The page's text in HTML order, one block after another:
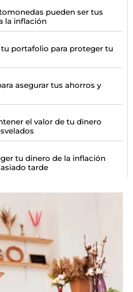
pueden ser tus
la inflación
portafolio para proteger tu
asegurar tus ahorros y
el valor de tu dinero
tu dinero de la inflación
tarde